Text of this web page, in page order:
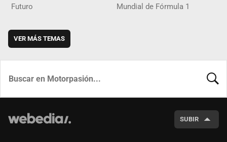
Futuro Mundial de Fórmula 1
VER MÁS TEMAS
SUBIR